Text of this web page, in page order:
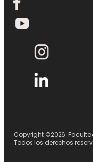
Copyright ©2026.
Todos los derechos